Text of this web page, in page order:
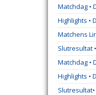
Matchdag •
Highlights •
Matchens
Slutresultat
Matchdag •
Highlights •